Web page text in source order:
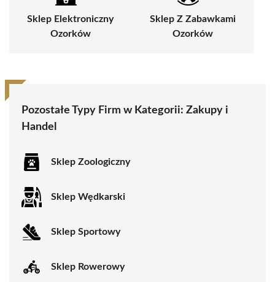
Sklep Elektroniczny
Ozorków
Sklep Z Zabawkami
Ozorków
Pozostałe Typy Firm w Kategorii: Zakupy i
Handel
Sklep Zoologiczny
Sklep Wędkarski
Sklep Sportowy
Sklep Rowerowy